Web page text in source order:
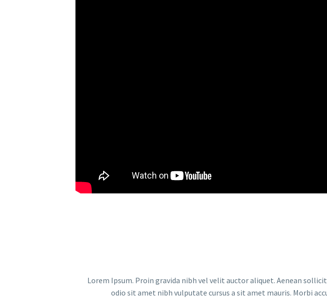
Lorem Ipsum. Proin gravida nibh vel velit auctor aliquet. Aenean
odio sit amet nibh vulputate cursus a sit amet mauris. Morbi